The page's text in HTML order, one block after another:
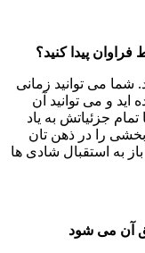
پیدا کنید؟
شما می توانید زمانی
اید و می توانید آن
جزئیاتش به یاد
بخشی را در ذهن تان
به استقبال شادی ها
آن می شود